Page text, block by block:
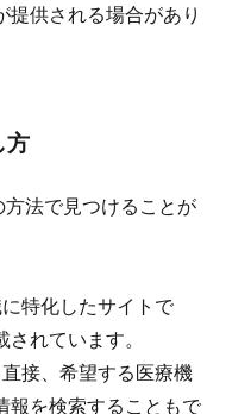
提供される場合があり
方
方法で見つけることが
特化したサイトで
れています。
直接、希望する医療機
報を検索することもで